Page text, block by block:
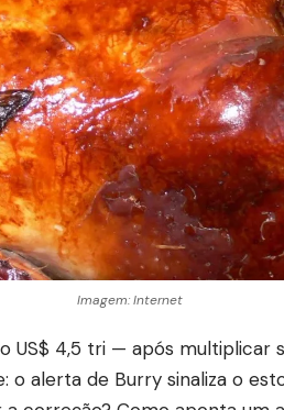
Imagem: Internet
US$ 4,5 tri — após multiplicar
o alerta de Burry sinaliza o